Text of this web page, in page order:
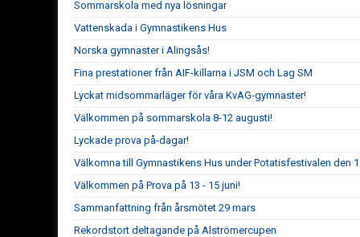
Sommarskola med nya lösningar
Vattenskada i Gymnastikens Hus
Norska gymnaster i Alingsås!
Fina prestationer från AIF-killarna i JSM och Lag SM
Lyckat midsommarläger för våra KvAG-gymnaster!
Välkommen på sommarskola 8-12 augusti!
Lyckade prova på-dagar!
Välkomna till Gymnastikens Hus under Potatisfestivalen den
Välkommen på Prova på 13 - 15 juni!
Sammanfattning från årsmötet 29 mars
Rekordstort deltagande på Alströmercupen